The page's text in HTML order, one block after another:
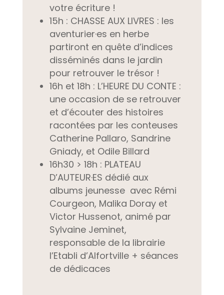
votre écriture !
15h : CHASSE AUX LIVRES : les
aventurier·es en herbe
partiront en quête d’indices
disséminés dans le jardin
pour retrouver le trésor !
16h et 18h : L’HEURE DU CONTE :
une occasion de se retrouver
et d’écouter des histoires
racontées par les conteuses
Catherine Pallaro, Sandrine
Gniady, et Odile Billard
16h30 > 18h : PLATEAU
D’AUTEUR·ES dédié aux
albums jeunesse avec Rémi
Courgeon, Malika Doray et
Victor Hussenot, animé par
Sylvaine Jeminet,
responsable de la librairie
l’Etabli d’Alfortville + séances
de dédicaces